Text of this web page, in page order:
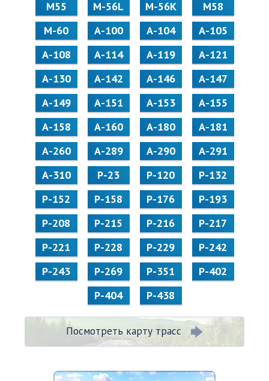
М55
M-56L M-56K
М58
M-60
А-100 А-104
А-105
А-108
А-114 А-119
А-121
А-130
А-142 А-146
А-147
А-149
А-151 А-153
А-155
А-158
А-160 А-180
А-181
А-260
А-289 А-290
А-291
А-310
Р-23 Р-120
Р-132
Р-152
Р-158 Р-176
Р-193
Р-208
Р-215 Р-216
Р-217
Р-221
Р-228 Р-229
Р-242
Р-243
Р-269 Р-351
Р-402
Р-404
Р-438
Посмотреть карту трасс